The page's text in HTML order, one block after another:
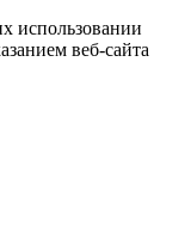
использовании
веб-сайта